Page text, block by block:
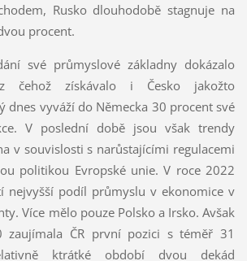
Rusko dlouhodobě stagnuje na
procent.
své průmyslové základny dokázalo
čehož získávalo i Česko jakožto
dnes vyváží do Německa 30 procent své
V poslední době jsou však trendy
v souvislosti s narůstajícími regulacemi
politikou Evropské unie. V roce 2022
nejvyšší podíl průmyslu v ekonomice v
Více mělo pouze Polsko a Irsko. Avšak
zaujímala ČR první pozici s téměř 31
ktrátké období dvou dekád